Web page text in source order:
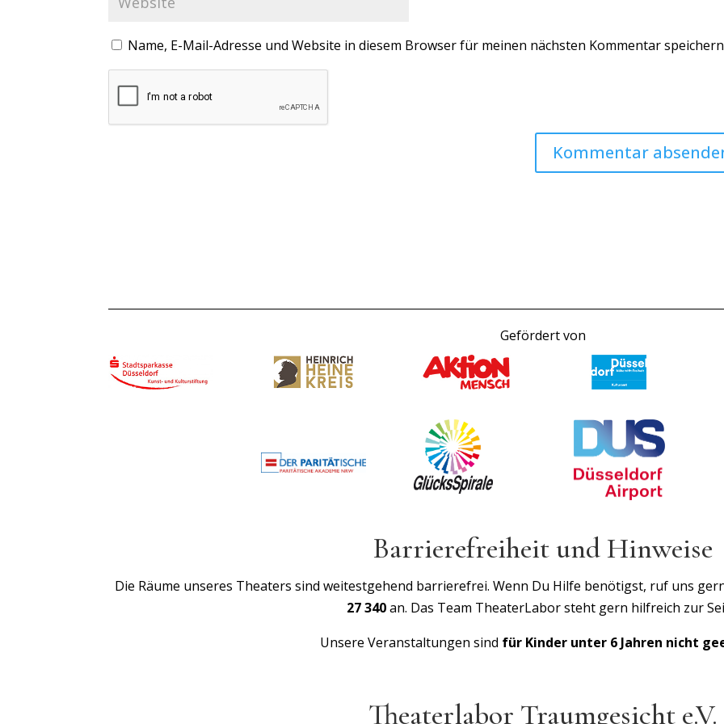
Name, E-Mail-Adresse und Website in diesem Browser für meinen nächsten Kommentar
Gefördert von
Barrierefreiheit und Hinweise
Die Räume unseres Theaters sind weitestgehend barrierefrei. Wenn Du Hilfe benötigst, ruf uns
27 340an. Das Team TheaterLabor steht gern hilfreich zur
Unsere Veranstaltungen sind für Kinder unter 6 Jahren nicht
Theaterlabor Traumgesicht e.V.